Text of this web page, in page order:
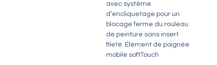
avec système
d’encliquetage pour un
blocage ferme du rouleau
de peinture sans insert
fileté. Élément de poignée
mobile softTouch